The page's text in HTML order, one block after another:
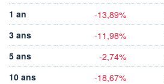
1 an
-13,89%
3 ans
-11,98%
5 ans
-2,74%
10 ans
-18,67%